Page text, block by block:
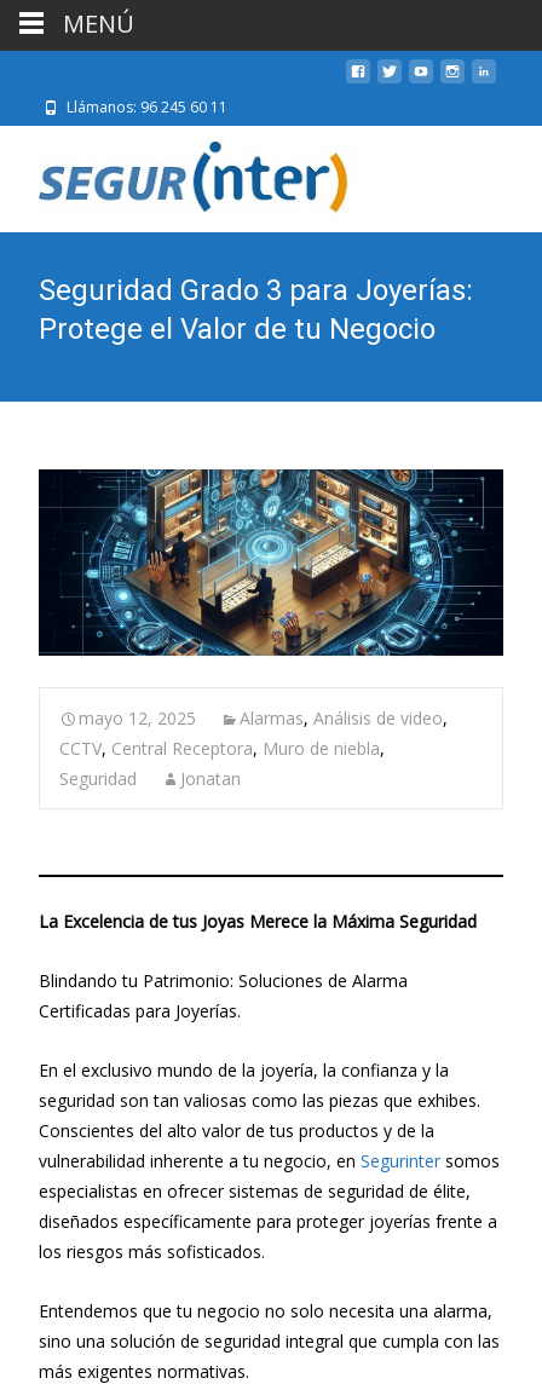
Llámanos: 96 245 60 11
Seguridad Grado 3 para Joyerías:
Protege el Valor de tu Negocio
mayo 12, 2025 Alarmas, Análisis de video,
CCTV, Central Receptora, Muro de niebla,
Seguridad
Jonatan
La Excelencia de tus Joyas Merece la Máxima Seguridad
Blindando tu Patrimonio: Soluciones de Alarma
Certificadas para Joyerías.
En el exclusivo mundo de la joyería, la confianza y la
seguridad son tan valiosas como las piezas que exhibes.
Conscientes del alto valor de tus productos y de la
vulnerabilidad inherente a tu negocio, en Segurinter somos
especialistas en ofrecer sistemas de seguridad de élite,
diseñados específicamente para proteger joyerías frente a
los riesgos más sofisticados.
Entendemos que tu negocio no solo necesita una alarma,
sino una solución de seguridad integral que cumpla con las
más exigentes normativas.
MENÚ